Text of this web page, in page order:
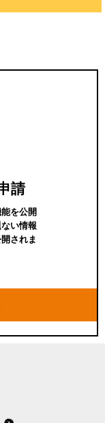
請
を公開
い情報
されま